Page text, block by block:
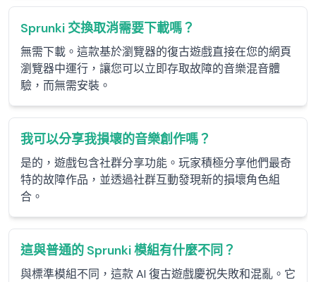
Sprunki 交換取消需要下載嗎？
無需下載。這款基於瀏覽器的復古遊戲直接在您的網頁
瀏覽器中運行，讓您可以立即存取故障的音樂混音體
驗，而無需安裝。
我可以分享我損壞的音樂創作嗎？
是的，遊戲包含社群分享功能。玩家積極分享他們最奇
特的故障作品，並透過社群互動發現新的損壞角色組
合。
這與普通的 Sprunki 模組有什麼不同？
與標準模組不同，這款 AI 復古遊戲慶祝失敗和混亂。它